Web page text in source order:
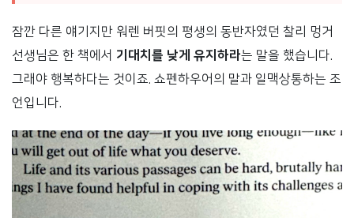
잠깐 다른 얘기지만 워렌 버핏의 평생의 동반자였던 찰리 멍거
선생님은 한 책에서 기대치를 낮게 유지하라는 말을 했습니다.
그래야 행복하다는 것이죠. 쇼펜하우어의 말과 일맥상통하는 조
언입니다.